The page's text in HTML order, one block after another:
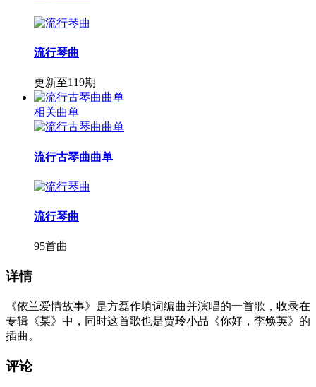
流行琴曲
更新至119期
相关曲单
流行古琴曲曲单
流行琴曲
95首曲
详情
《依兰爱情故事》是方磊作填词编曲并演唱的一首歌，收录在
专辑《某》中，同时这首歌也是贾玲小品《你好，李焕英》的
插曲。
评论